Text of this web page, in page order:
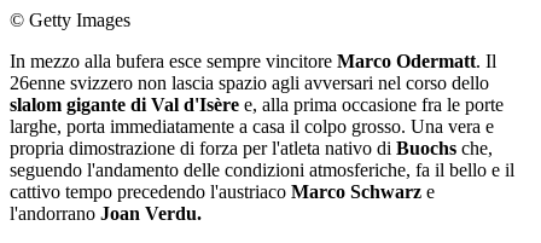
© Getty Images
In mezzo alla bufera esce sempre vincitore Marco Odermatt. Il
26enne svizzero non lascia spazio agli avversari nel corso dello
slalom gigante di Val d'Isère e, alla prima occasione fra le porte
larghe, porta immediatamente a casa il colpo grosso. Una vera e
propria dimostrazione di forza per l'atleta nativo di Buochs che,
seguendo l'andamento delle condizioni atmosferiche, fa il bello e il
cattivo tempo precedendo l'austriaco Marco Schwarz e
l'andorrano Joan Verdu.